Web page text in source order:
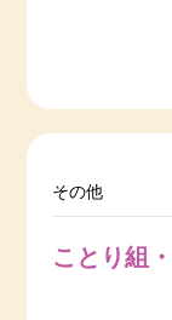
その他
ことり組